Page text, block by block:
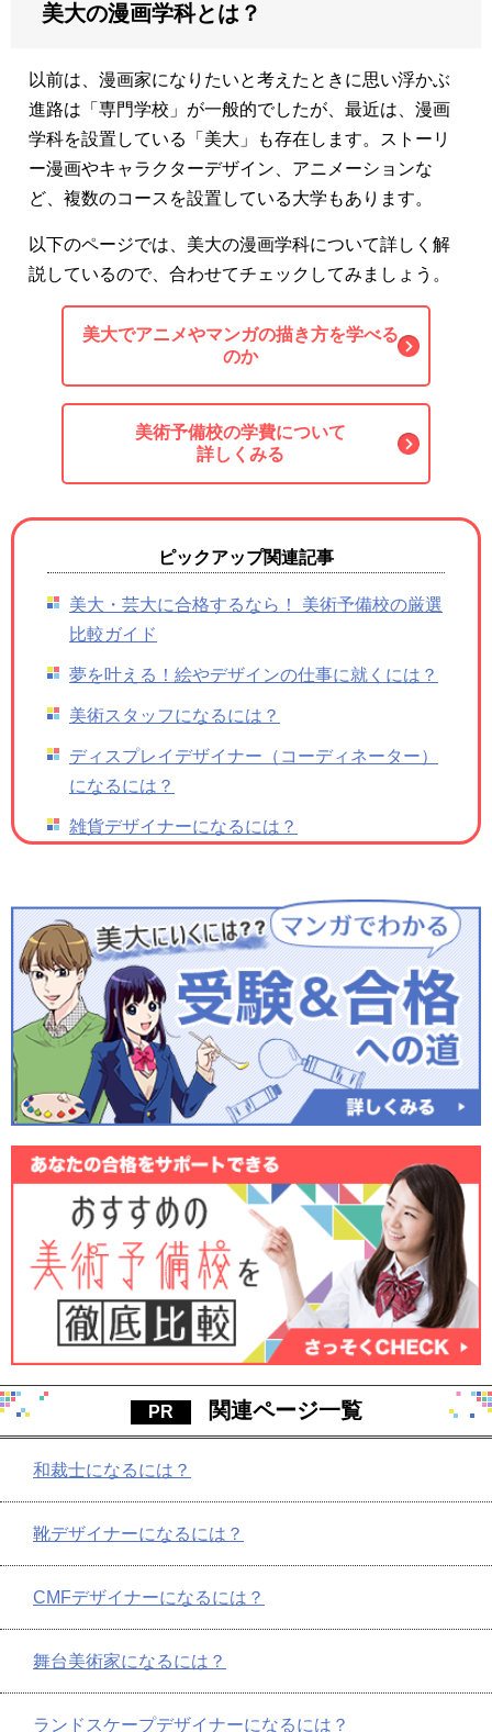
美大の漫画学科とは？
以前は、漫画家になりたいと考えたときに思い浮かぶ
進路は「専門学校」が一般的でしたが、最近は、漫画
学科を設置している「美大」も存在します。ストーリ
ー漫画やキャラクターデザイン、アニメーションな
ど、複数のコースを設置している大学もあります。
以下のページでは、美大の漫画学科について詳しく解
説しているので、合わせてチェックしてみましょう。
美大でアニメやマンガの描き方を学べる
のか
美術予備校の学費について
詳しくみる
ピックアップ関連記事
美大・芸大に合格するなら！ 美術予備校の厳選
比較ガイド
夢を叶える！絵やデザインの仕事に就くには？
美術スタッフになるには？
ディスプレイデザイナー（コーディネーター）
になるには？
雑貨デザイナーになるには？
関連ページ一覧
和裁士になるには？
靴デザイナーになるには？
CMFデザイナーになるには？
舞台美術家になるには？
ランドスケープデザイナーになるには？